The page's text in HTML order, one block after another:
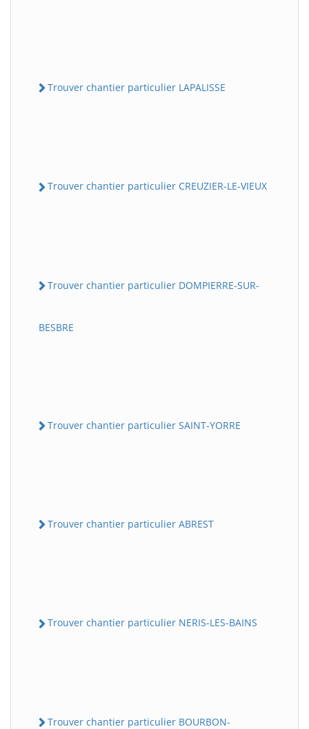
Trouver chantier particulier LAPALISSE
Trouver chantier particulier CREUZIER-LE-VIEUX
Trouver chantier particulier DOMPIERRE-SUR-
BESBRE
Trouver chantier particulier SAINT-YORRE
Trouver chantier particulier ABREST
Trouver chantier particulier NERIS-LES-BAINS
Trouver chantier particulier BOURBON-